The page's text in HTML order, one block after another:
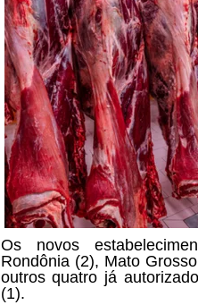
Os novos
Rondônia (2), Mato
outros quatro já
(1).